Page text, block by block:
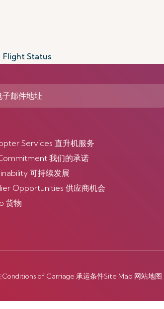
Flight Status
Services 直升机服务
我们的承诺
可持续发展
Opportunities 供应商机会
货物
Conditions of Carriage 承运条件Site Map 网站地图